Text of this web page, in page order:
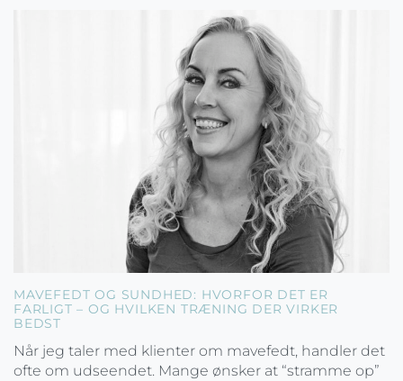
MAVEFEDT OG SUNDHED: HVORFOR DET ER
FARLIGT – OG HVILKEN TRÆNING DER VIRKER
BEDST
Når jeg taler med klienter om mavefedt, handler det
ofte om udseendet. Mange ønsker at “stramme op”